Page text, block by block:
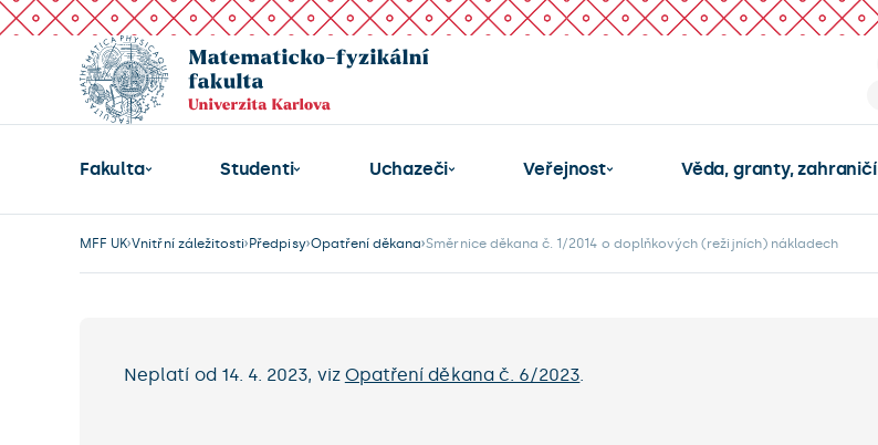
Fakulta Studenti Uchazeči Veřejnost Věda, granty, zahraničí
MFF UK Vnitřní záležitosti Předpisy Opatření děkana Směrnice děkana č. 1/2014 o doplňkových (režijních) nákladech
Neplatí od 14. 4. 2023, viz Opatření děkana č. 6/2023.